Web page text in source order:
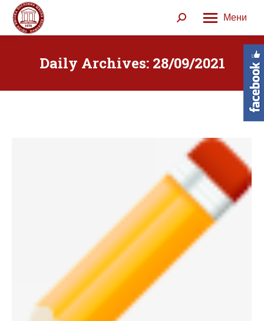
Мени
Search:
Daily Archives: 28/09/2021